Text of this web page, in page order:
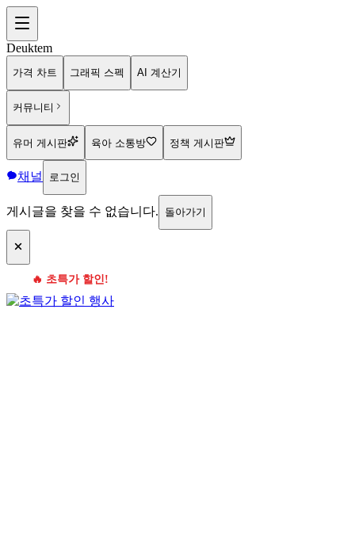
Deuktem
가격 차트 그래픽 스펙 AI 계산기
커뮤니티
유머 게시판 육아 소통방 정책 게시판
채널 로그인
게시글을 찾을 수 없습니다. 돌아가기
🔥 초특가 할인!